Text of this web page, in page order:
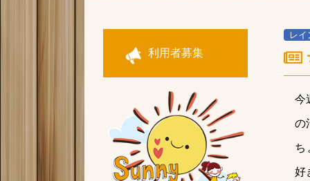
レイ
今
の
ち
好
利用者募集